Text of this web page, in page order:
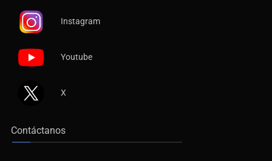
Instagram
Youtube
X
Contáctanos